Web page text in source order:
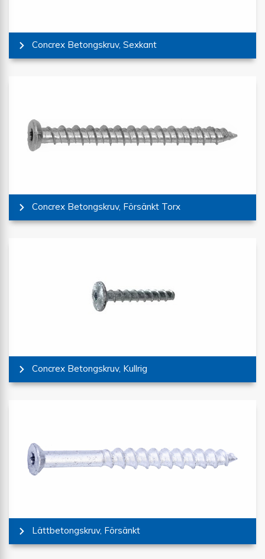
Concrex Betongskruv, Sexkant
Concrex Betongskruv, Försänkt Torx
Concrex Betongskruv, Kullrig
Lättbetongskruv, Försänkt